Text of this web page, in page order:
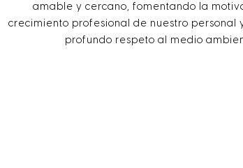
amable y cercano, fomentando la
crecimiento profesional de nuestro personal
profundo respeto al medio